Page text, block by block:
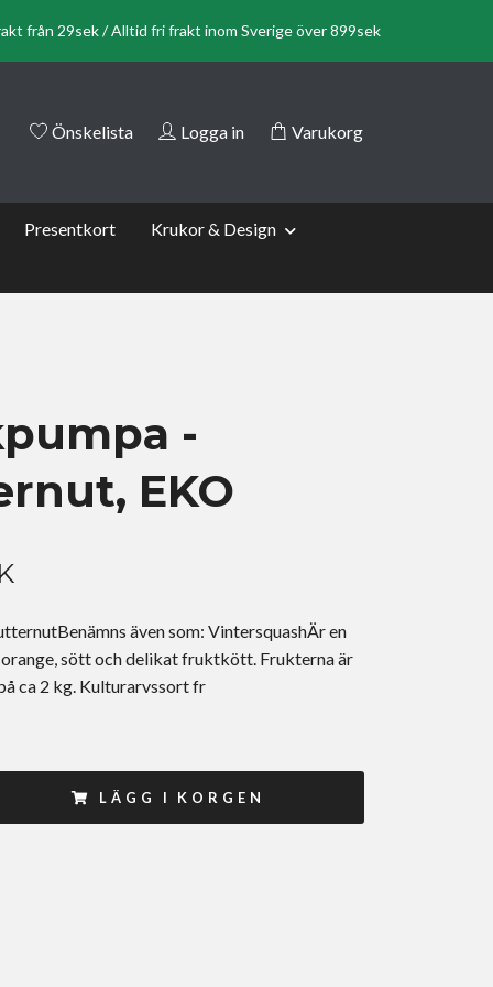
från 29sek / Alltid fri frakt inom Sverige över 899sek
Önskelista Logga in Varukorg
Presentkort
Krukor & Design
-
EKO
även som: VintersquashÄr en
sött och delikat fruktkött. Frukterna är
ca 2 kg. Kulturarvssort fr
LÄGG I KORGEN